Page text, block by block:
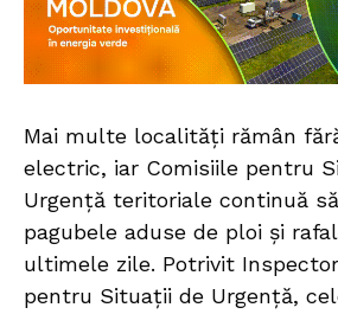
Mai multe localități rămân
electric, iar Comisiile pentru
Urgență teritoriale continuă
pagubele aduse de ploi și
ultimele zile. Potrivit
pentru Situații de Urgență,